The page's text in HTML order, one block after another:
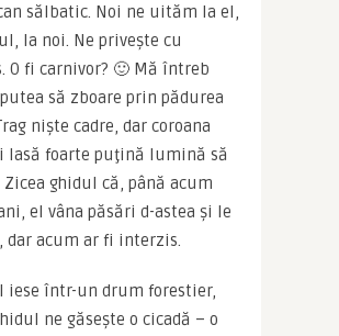
sălbatic. Noi ne uităm la el,
la noi. Ne priveşte cu
O fi carnivor? 🙂 Mă întreb
să zboare prin pădurea
nişte cadre, dar coroana
lasă foarte puţină lumină să
Zicea ghidul că, până acum
el vâna păsări d-astea şi le
dar acum ar fi interzis.
iese într-un drum forestier,
ne găseşte o cicadă – o